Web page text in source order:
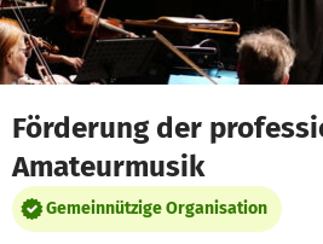
Förderung der
Amateurmusik
Gemeinnützige Organisation